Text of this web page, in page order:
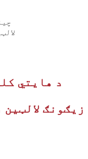
د هایتي
زیګونګ